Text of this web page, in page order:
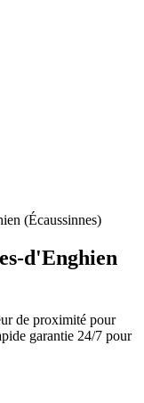
(Écaussinnes)
d'Enghien
de proximité pour
garantie 24/7 pour